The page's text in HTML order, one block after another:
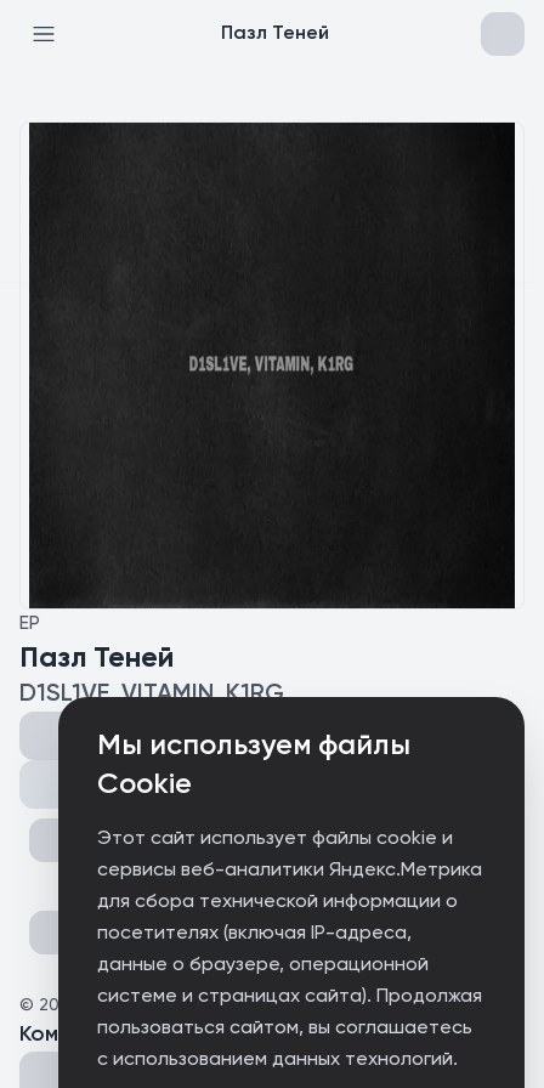
Мы используем файлы
Cookie
Этот сайт использует файлы cookie и
сервисы веб-аналитики Яндекс.Метрика
для сбора технической информации о
посетителях (включая IP-адреса,
данные о браузере, операционной
системе и страницах сайта). Продолжая
пользоваться сайтом, вы соглашаетесь
с использованием данных технологий.
Пазл Теней
EP
Пазл Теней
D1SL1VE, VITAMIN, K1RG
© 2025 D1SL1VE
Комментарии(0 )